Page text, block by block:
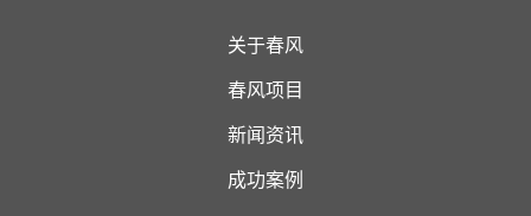
关于春风
春风项目
新闻资讯
成功案例